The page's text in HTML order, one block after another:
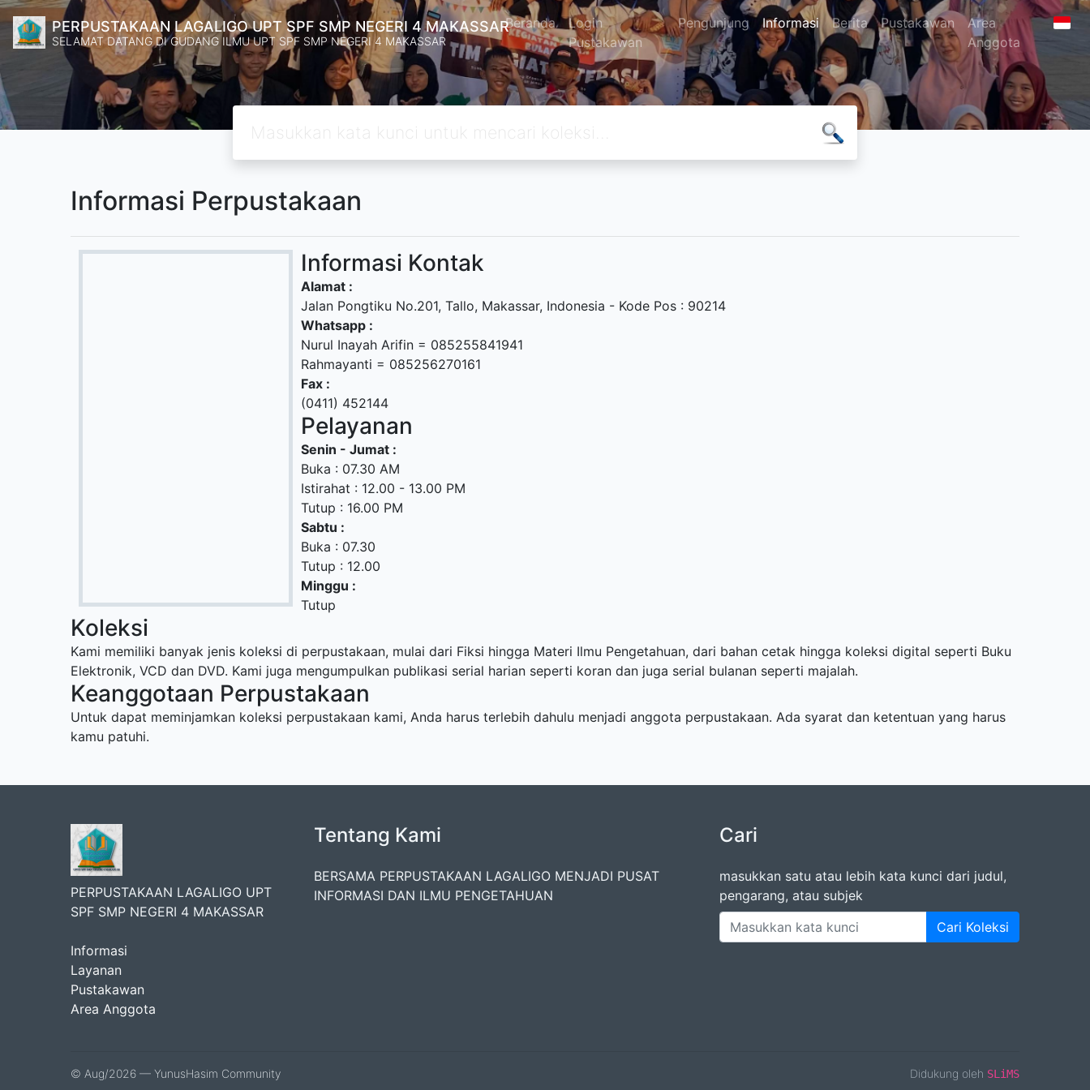
PERPUSTAKAAN LAGALIGO UPT SPF SMP NEGERI 4 MAKASSAR
SELAMAT DATANG DI GUDANG ILMU UPT SPF SMP NEGERI 4 MAKASSAR
Beranda
Login
Pustakawan
Pengunjung Informasi Berita Pustakawan
Area
Anggota
Informasi Perpustakaan
Informasi Kontak
Alamat :
Jalan Pongtiku No.201, Tallo, Makassar, Indonesia - Kode Pos : 90214
Whatsapp :
Nurul Inayah Arifin = 085255841941
Rahmayanti = 085256270161
Fax :
(0411) 452144
Pelayanan
Senin - Jumat :
Buka : 07.30 AM
Istirahat : 12.00 - 13.00 PM
Tutup : 16.00 PM
Sabtu :
Buka : 07.30
Tutup : 12.00
Minggu :
Tutup
Koleksi
Kami memiliki banyak jenis koleksi di perpustakaan, mulai dari Fiksi hingga Materi Ilmu Pengetahuan, dari bahan cetak hingga koleksi digital seperti Buku
Elektronik, VCD dan DVD. Kami juga mengumpulkan publikasi serial harian seperti koran dan juga serial bulanan seperti majalah.
Keanggotaan Perpustakaan
Untuk dapat meminjamkan koleksi perpustakaan kami, Anda harus terlebih dahulu menjadi anggota perpustakaan. Ada syarat dan ketentuan yang harus
kamu patuhi.
PERPUSTAKAAN LAGALIGO UPT
SPF SMP NEGERI 4 MAKASSAR
Informasi
Layanan
Pustakawan
Area Anggota
Tentang Kami
BERSAMA PERPUSTAKAAN LAGALIGO MENJADI PUSAT
INFORMASI DAN ILMU PENGETAHUAN
Cari
masukkan satu atau lebih kata kunci dari judul,
pengarang, atau subjek
Cari Koleksi
© Aug/2026 — YunusHasim Community Didukung oleh SLiMS